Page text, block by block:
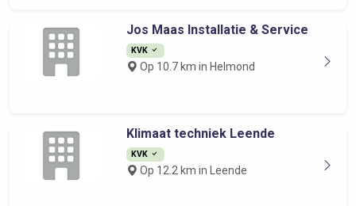
Jos Maas Installatie & Service
KVK
Op 10.7 km in Helmond
Klimaat techniek Leende
KVK
Op 12.2 km in Leende